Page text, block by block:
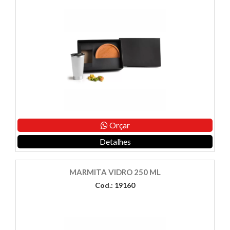
Orçar
Detalhes
MARMITA VIDRO 250 ML
Cod.: 19160